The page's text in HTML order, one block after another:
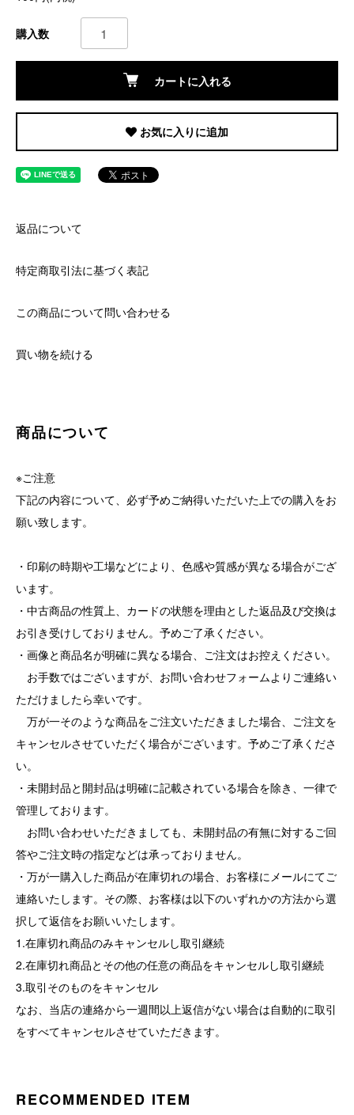
購入数
カートに入れる
お気に入りに追加
返品について
特定商取引法に基づく表記
この商品について問い合わせる
買い物を続ける
商品について
※ご注意
下記の内容について、必ず予めご納得いただいた上での購入をお
願い致します。
・印刷の時期や工場などにより、色感や質感が異なる場合がござ
います。
・中古商品の性質上、カードの状態を理由とした返品及び交換は
お引き受けしておりません。予めご了承ください。
・画像と商品名が明確に異なる場合、ご注文はお控えください。
お手数ではございますが、お問い合わせフォームよりご連絡い
ただけましたら幸いです。
万が一そのような商品をご注文いただきました場合、ご注文を
キャンセルさせていただく場合がございます。予めご了承くださ
い。
・未開封品と開封品は明確に記載されている場合を除き、一律で
管理しております。
お問い合わせいただきましても、未開封品の有無に対するご回
答やご注文時の指定などは承っておりません。
・万が一購入した商品が在庫切れの場合、お客様にメールにてご
連絡いたします。その際、お客様は以下のいずれかの方法から選
択して返信をお願いいたします。
1.在庫切れ商品のみキャンセルし取引継続
2.在庫切れ商品とその他の任意の商品をキャンセルし取引継続
3.取引そのものをキャンセル
なお、当店の連絡から一週間以上返信がない場合は自動的に取引
をすべてキャンセルさせていただきます。
RECOMMENDED ITEM